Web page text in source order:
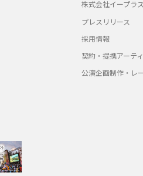
株式会社イープラス
プレスリリース
採用情報
契約・提携アーテ
公演企画制作・レ